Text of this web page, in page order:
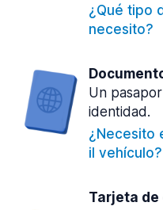
¿Qué tipo
necesito?
Un
identidad.
¿Necesito
il vehículo?
Tarjeta